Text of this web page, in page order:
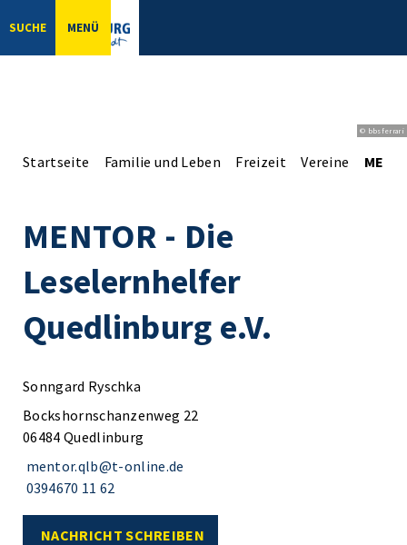
SUCHE MENÜ
© bbsferrari
Startseite Familie und Leben Freizeit Vereine
MENTOR - Die
Leselernhelfer
Quedlinburg e.V.
Sonngard Ryschka
Bockshornschanzenweg 22
06484 Quedlinburg
mentor.qlb@t-online.de
0394670 11 62
NACHRICHT SCHREIBEN